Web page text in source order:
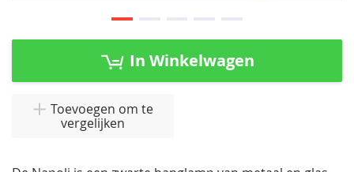
Ga
In Winkelwagen
Toevoegen om te
vergelijken